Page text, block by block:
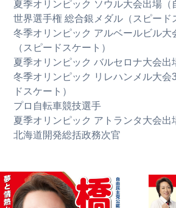
夏季オリンピック ソウル大会出場（
世界選手権 総合銀メダル（スピード
冬季オリンピック アルベールビル大
（スピードスケート）
夏季オリンピック バルセロナ大会出
冬季オリンピック リレハンメル大会
ドスケート）
プロ自転車競技選手
夏季オリンピック アトランタ大会出
北海道開発総括政務次官